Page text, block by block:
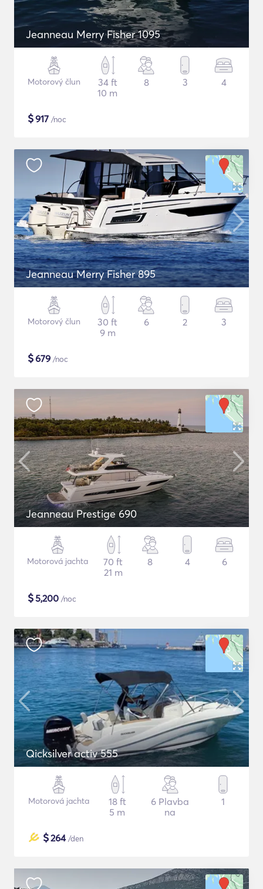
Jeanneau Merry Fisher 1095
Motorový člun
34 ft
10 m
8 3 4
$917 /noc
Jeanneau Merry Fisher 895
Motorový člun
30 ft
9 m
6 2 3
$679 /noc
Jeanneau Prestige 690
Motorová jachta
70 ft
21 m
8 4 6
$5,200 /noc
Qicksilver activ 555
Motorová jachta
18 ft
5 m
6 Plavba
na
1
$264/den